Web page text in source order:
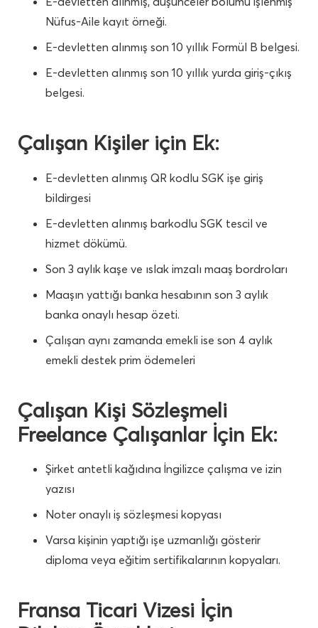
Nüfus-Aile kayıt örneği.
E-devletten alınmış son 10 yıllık Formül B belgesi.
E-devletten alınmış son 10 yıllık yurda giriş-çıkış
belgesi.
Çalışan Kişiler için Ek:
E-devletten alınmış QR kodlu SGK işe giriş
bildirgesi
E-devletten alınmış barkodlu SGK tescil ve
hizmet dökümü.
Son 3 aylık kaşe ve ıslak imzalı maaş bordroları
Maaşın yattığı banka hesabının son 3 aylık
banka onaylı hesap özeti.
Çalışan aynı zamanda emekli ise son 4 aylık
emekli destek prim ödemeleri
Çalışan Kişi Sözleşmeli
Freelance Çalışanlar İçin Ek:
Şirket antetli kağıdına İngilizce çalışma ve izin
yazısı
Noter onaylı iş sözleşmesi kopyası
Varsa kişinin yaptığı işe uzmanlığı gösterir
diploma veya eğitim sertifikalarının kopyaları.
Fransa Ticari Vizesi İçin